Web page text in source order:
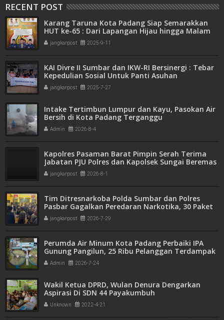
RECENT POST
Karang Taruna Kota Padang Siap Semarakkan
HUT ke-65 : Dari Lapangan Hijau hingga Malam
Kebersamaan
jangkarpost 2025-9-11
KAI Divre II Sumbar dan IKW-RI Bersinergi : Tebar
Kepedulian Sosial Untuk Panti Asuhan
jangkarpost 2025-7-27
Intake Tertimbun Lumpur dan Kayu, Pasokan Air
Bersih di Kota Padang Terganggu
Admin 2026-8-4
Kapolres Pasaman Barat Pimpin Serah Terima
Jabatan PJU Polres dan Kapolsek Sungai Beremas
jangkarpost 2026-8-1
Tim Ditresnarkoba Polda Sumbar dan Polres
Pasbar Gagalkan Peredaran Narkotika, 30 Paket
Ganja Kering Siap Edar Disita
jangkarpost 2026-7-29
Perumda Air Minum Kota Padang Perbaiki IPA
Gunung Pangilun, 25 Ribu Pelanggan Terdampak
Penyesuaian
Admin 2026-7-24
Wakil Ketua DPRD, Wulan Denura Dengarkan
Aspirasi Di SDN 44 Payakumbuh
Unknown 2022-4-21